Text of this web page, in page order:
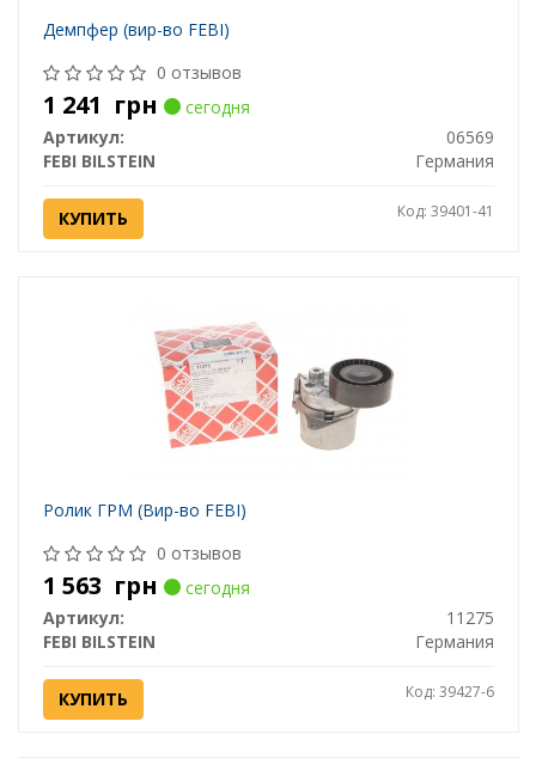
Демпфер (вир-во FEBI)
0 отзывов
1 241 грн
сегодня
Артикул:
06569
FEBI BILSTEIN
Германия
КУПИТЬ Код: 39401-41
Ролик ГРМ (Вир-во FEBI)
0 отзывов
1 563 грн
сегодня
Артикул:
11275
FEBI BILSTEIN
Германия
КУПИТЬ Код: 39427-6